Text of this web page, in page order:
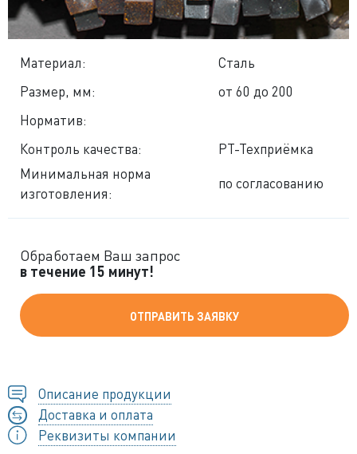
Материал:
Сталь
Размер, мм:
от 60 до 200
Норматив:
Контроль качества:
РТ-Техприёмка
Минимальная норма
изготовления:
по согласованию
Обработаем Ваш запрос
в течение 15 минут!
ОТПРАВИТЬ ЗАЯВКУ
Описание продукции
Доставка и оплата
Реквизиты компании